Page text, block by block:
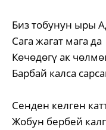
Биз тобунун ыры
Сага жагат мага да
Көчөдөгү ак
Барбай калса
Сенден келген
Жобун бербей